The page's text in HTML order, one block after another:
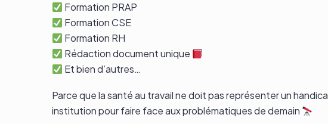
Formation PRAP
Formation CSE
Formation RH
Rédaction document unique
Et bien d’autres…
Parce que la santé au travail ne doit pas représenter un
institution pour faire face aux problématiques de demain